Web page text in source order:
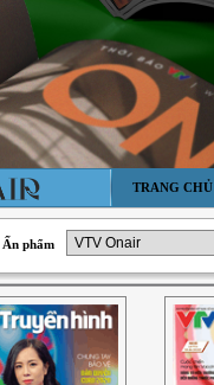
TRANG CHỦ
Ấn phẩm